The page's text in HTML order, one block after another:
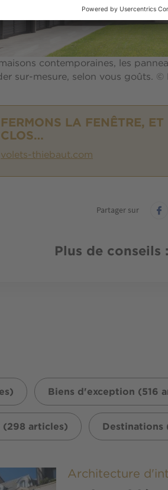
contemporaines, les
sur-mesure, selon vous goûts. ©
FERMONS LA FENÊTRE,
CLOS…
volets-thiebaut.com
Partager sur
Plus de conseils
Biens d'exception (516
articles) Destinations
Architecture